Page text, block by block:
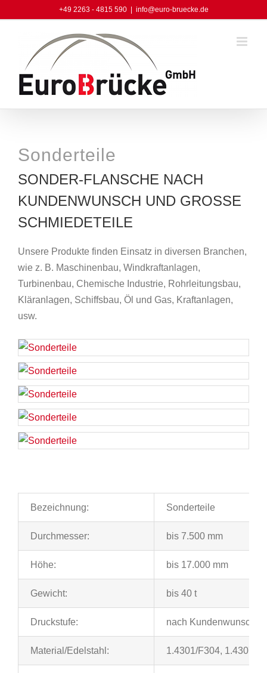
to
+49 2263 - 4815 590 info@euro-bruecke.de
Sonderteile
SONDER-FLANSCHE NACH
KUNDENWUNSCH UND GROSSE S
CHMIEDETEILE
Unsere Produkte finden Einsatz in diversen Branchen,
wie z. B. Maschinenbau, Windkraftanlagen,
Turbinenbau, Chemische Industrie, Rohrleitungsbau,
Kläranlagen, Schiffsbau, Öl und Gas, Kraftanlagen,
usw.
Bezeichnung: Sonderteile
Durchmesser: bis 7.500 mm
Höhe: bis 17.000 mm
Gewicht: bis 40 t
Druckstufe: nach Kundenwunsch
Material/Edelstahl: 1.4301/F304, 1.4307/